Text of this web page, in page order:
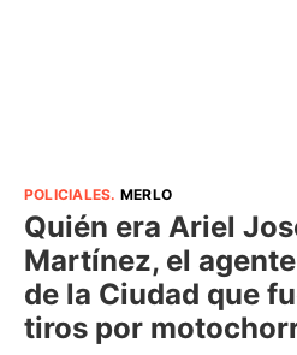
POLICIALES. MERLO
Quién era Ariel
Martínez, el
de la Ciudad que
tiros por